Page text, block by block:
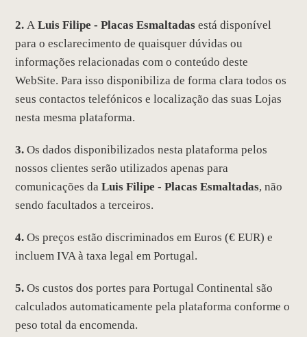
2.ALuis Filipe - Placas Esmaltadasestá disponível
para o esclarecimento de quaisquer dúvidas ou
informações relacionadas com o conteúdo deste
WebSite. Para isso disponibiliza de forma clara todos os
seus contactos telefónicos e localização das suas Lojas
nesta mesma plataforma.
3.Os dados disponibilizados nesta plataforma pelos
nossos clientes serão utilizados apenas para
comunicações daLuis Filipe - Placas Esmaltadas, não
sendo facultados a terceiros.
4.Os preços estão discriminados em Euros (€ EUR) e
incluem IVA à taxa legal em Portugal.
5.Os custos dos portes para Portugal Continental são
calculados automaticamente pela plataforma conforme o
peso total da encomenda.